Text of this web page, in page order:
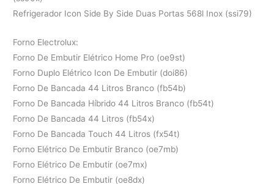
Refrigerador Icon Side By Side Duas Portas 568l Inox (ssi79)
Forno Electrolux:
Forno De Embutir Elétrico Home Pro (oe9st)
Forno Duplo Elétrico Icon De Embutir (doi86)
Forno De Bancada 44 Litros Branco (fb54b)
Forno De Bancada Híbrido 44 Litros Branco (fb54t)
Forno De Bancada 44 Litros (fb54x)
Forno De Bancada Touch 44 Litros (fx54t)
Forno Elétrico De Embutir Branco (oe7mb)
Forno Elétrico De Embutir (oe7mx)
Forno Elétrico De Embutir (oe8dx)